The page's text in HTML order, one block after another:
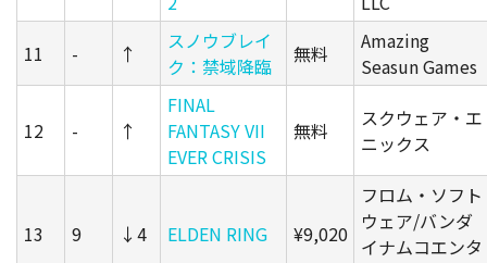
11
- ↑
スノウブレイ
ク：禁域降臨
無料
Amazing
Seasun Games
12 - ↑
FINAL
FANTASY VII
EVER CRISIS
無料
スクウェア・エ
ニックス
13 9 ↓4 ELDEN RING ¥9,020
フロム・ソフト
ウェア/バンダ
イナムコエンタ